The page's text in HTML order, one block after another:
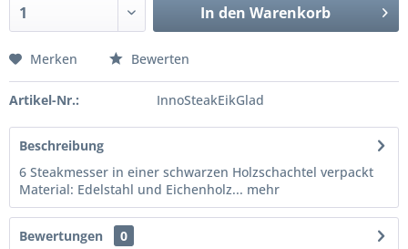
In den Warenkorb
Merken Bewerten
Artikel-Nr.: InnoSteakEikGlad
Beschreibung
6 Steakmesser in einer schwarzen Holzschachtel verpackt
Material: Edelstahl und Eichenholz... mehr
Bewertungen
0